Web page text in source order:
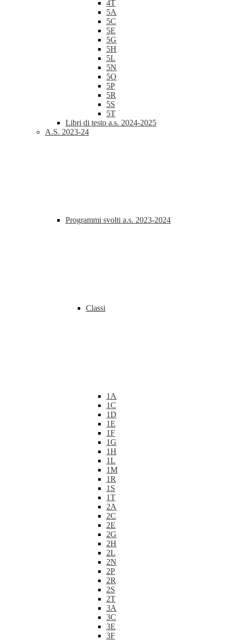
4T
5A
5C
5E
5G
5H
5L
5N
5O
5P
5R
5S
5T
Libri di testo a.s. 2024-2025
A.S. 2023-24
Programmi svolti a.s. 2023-2024
Classi
1A
1C
1D
1E
1F
1G
1H
1L
1M
1R
1S
1T
2A
2C
2E
2G
2H
2L
2N
2P
2R
2S
2T
3A
3C
3E
3F